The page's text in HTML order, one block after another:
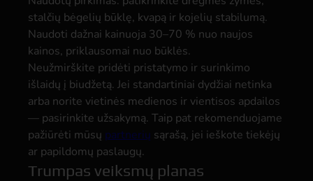
stalčių bėgelių būklę, kvapą ir kojelių stabilumą.
Naudoti dažnai kainuoja 30–70 % nuo naujos
kainos, priklausomai nuo būklės.
Neužmirškite pridėti pristatymo ir surinkimo
išlaidų į biudžetą. Jei standartiniai dydžiai netinka
arba norite vietinės medienos ir vientisos apdailos
— pasirinkite užsakymą. Taip pat rekomenduojame
pažiūrėti mūsų partnerių sąrašą, jei ieškote tiekėjų
ar papildomų paslaugų.
Trumpas veiksmų planas